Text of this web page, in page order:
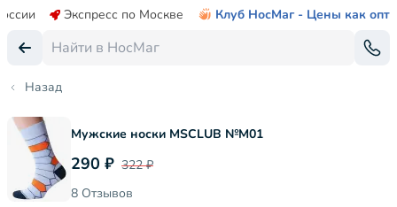
Экспресс по Москве Клуб НосМаг - Цены как опт
Назад
Мужские носки MSCLUB №М01
290 ₽ 322 ₽
8 Отзывов